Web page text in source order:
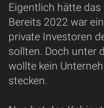
Eigentlich hätte
Bereits 2022 war
private Investoren
sollten. Doch unter
wollte kein
stecken.